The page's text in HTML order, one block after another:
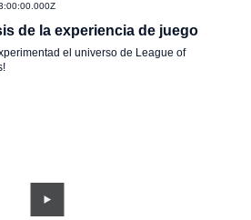
de la experiencia de juego
el universo de League of